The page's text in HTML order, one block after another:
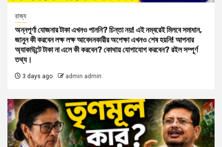
রাজ্য
অন্নপূর্ণা যোজনার টাকা এখনও পাননি? চিন্তা নয়! এই নম্বরেই মিলবে সমাধান,
জানুন কী করবেন লক্ষ লক্ষ আবেদনকারীর অপেক্ষা এখনও শেষ হয়নি! আপনার
অ্যাকাউন্টে টাকা না এলে কী করবেন? কোথায় যোগাযোগ করবেন? রইল সম্পূর্ণ
তথ্য।
3 days ago admin admin